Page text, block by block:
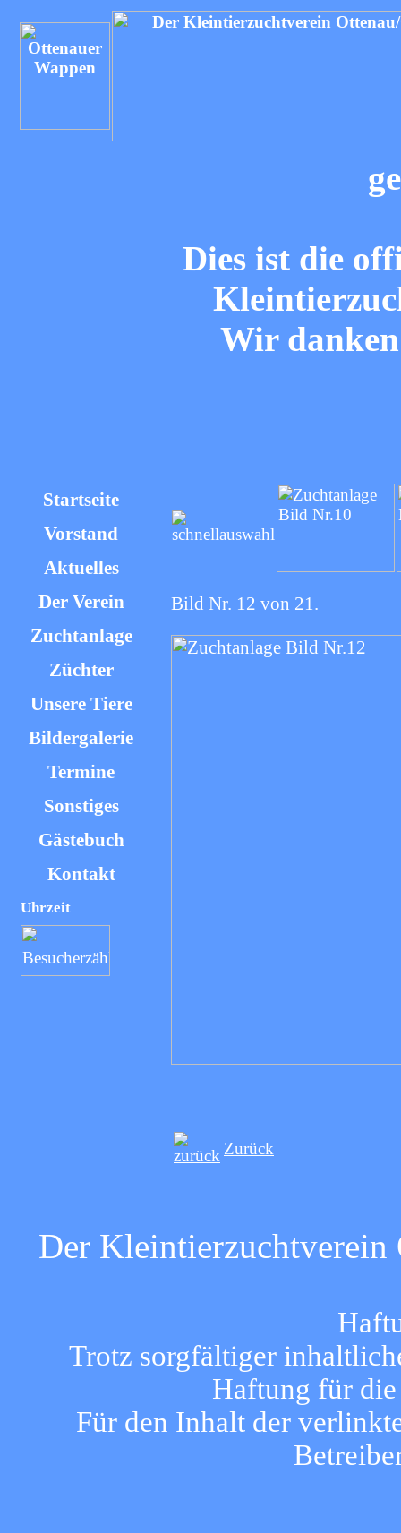
Dies ist die
Wir
Startseite
Vorstand
Aktuelles
Der Verein
Zuchtanlage
Züchter
Unsere Tiere
Bildergalerie
Termine
Sonstiges
Gästebuch
Kontakt
Uhrzeit
Bild Nr. 12 von 21.
Zurück
Der Kleintierzuchtverein
Trotz sorgfältiger
Haftung für
Für den Inhalt der